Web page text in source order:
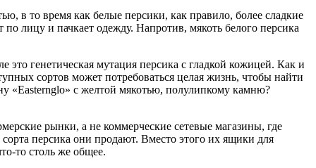
в то время как белые персики, как правило, более сладкие
лицу и пачкает одежду. Напротив, мякоть белого персика
генетическая мутация персика с гладкой кожицей. Как и
сортов может потребоваться целая жизнь, чтобы найти
«Easternglo» с желтой мякотью, полулипкому камню?
рынки, а не коммерческие сетевые магазины, где
персика они продают. Вместо этого их ящики для
то столь же общее.